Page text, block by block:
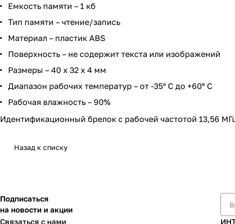
Емкость памяти – 1 кб
Тип памяти – чтение/запись
Материал – пластик ABS
Поверхность – не содержит текста или изображений
Размеры – 40 х 32 х 4 мм
Диапазон рабочих температур – от -35° С до +60° С
Рабочая влажность – 90%
Идентификационный брелок с рабочей частотой 13,56
Назад к списку
Подписаться
на новости и акции
Связаться с нами